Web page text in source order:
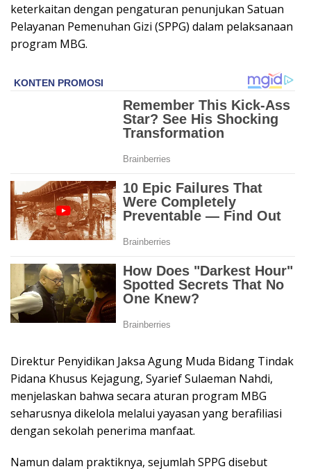
keterkaitan dengan pengaturan penunjukan Satuan
Pelayanan Pemenuhan Gizi (SPPG) dalam pelaksanaan
program MBG.
Direktur Penyidikan Jaksa Agung Muda Bidang Tindak
Pidana Khusus Kejagung, Syarief Sulaeman Nahdi,
menjelaskan bahwa secara aturan program MBG
seharusnya dikelola melalui yayasan yang berafiliasi
dengan sekolah penerima manfaat.
Namun dalam praktiknya, sejumlah SPPG disebut